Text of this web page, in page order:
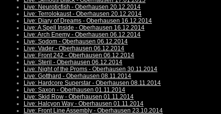
Live: Neuroticfish - Oberhausen 20.12.2014
Live: Terrolokaust - Oberhausen 20.12.2014
Live: Diary of Dreams - Oberhausen 16.12.2014
Live: A Spell Inside - Oberhausen 16.12.2014
Live: Arch Enemy - Oberhausen 06.12.2014
Live: Sodom - Oberhausen 06.12.2014
Live: Vader - Oberhausen 06.12.2014
Live: Front 242 - Oberhausen 06.12.2014
Live: Steril - Oberhausen 06.12.2014
Live: Night of the Proms - Oberhausen 30.11.2014
Live: Gotthard - Oberhausen 08.11.2014
Live: Hardcore Superstar - Oberhausen 08.11.2014
Live: Saxon - Oberhausen 01.11.2014
Live: Skid Row - Oberhausen 01.11.2014
Live: Halcyon Way - Oberhausen 01.11.2014
Live: Front Line Assembly - Oberhausen 23.10.2014